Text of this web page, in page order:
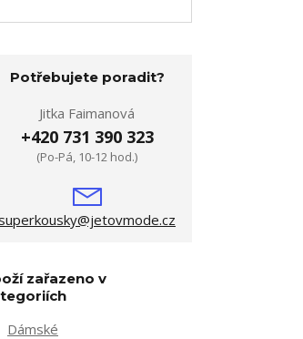
Potřebujete poradit?
Jitka Faimanová
+420 731 390 323
(Po-Pá, 10-12 hod.)
zařazeno v
Dámské